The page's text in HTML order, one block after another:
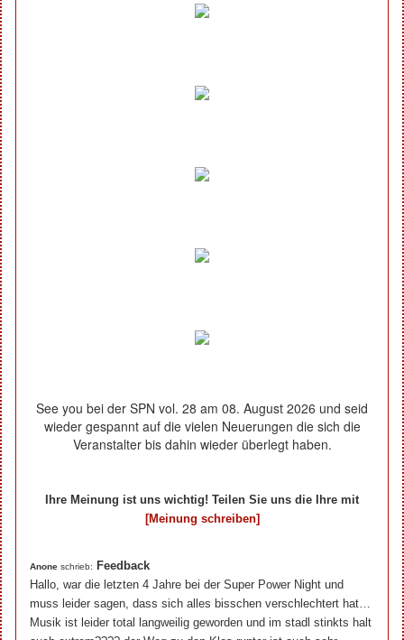
See you bei der SPN vol. 28 am 08. August 2026 und seid
wieder gespannt auf die vielen Neuerungen die sich die
Veranstalter bis dahin wieder überlegt haben.
Ihre Meinung ist uns wichtig! Teilen Sie uns die Ihre mit
[Meinung schreiben]
Anone schrieb: Feedback
Hallo, war die letzten 4 Jahre bei der Super Power Night und
muss leider sagen, dass sich alles bisschen verschlechtert hat…
Musik ist leider total langweilig geworden und im stadl stinkts halt